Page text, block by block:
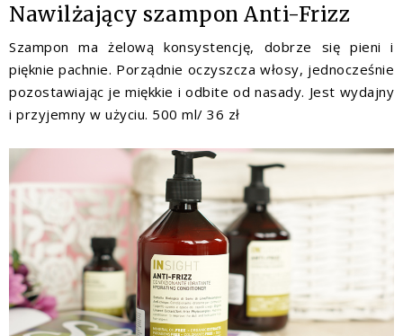
Nawilżający szampon Anti-Frizz
Szampon ma żelową konsystencję, dobrze się pieni i
pięknie pachnie. Porządnie oczyszcza włosy, jednocześnie
pozostawiając je miękkie i odbite od nasady. Jest wydajny
i przyjemny w użyciu. 500 ml/ 36 zł